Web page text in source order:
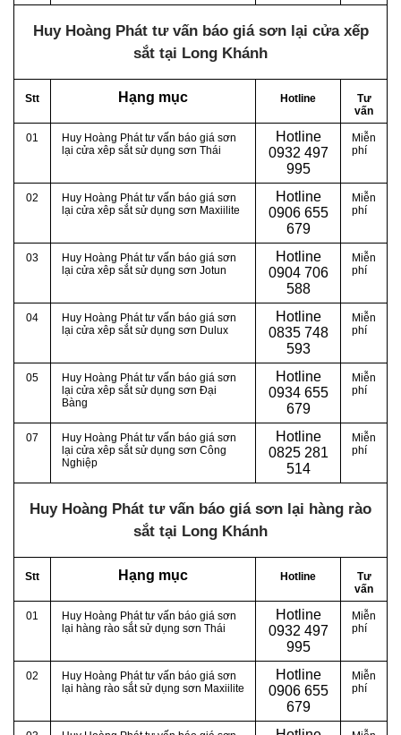
Huy Hoàng Phát tư vấn báo giá sơn lại cửa xếp
sắt tại Long Khánh
Stt Hạng mục Hotline
Tư
vấn
01
Huy Hoàng Phát tư vấn báo giá sơn
lại cửa xêp sắt sử dụng sơn Thái
Hotline
0932 497
995
Miễn
phí
02
Huy Hoàng Phát tư vấn báo giá sơn
lại cửa xêp sắt sử dụng sơn Maxiilite
Hotline
0906 655
679
Miễn
phí
03
Huy Hoàng Phát tư vấn báo giá sơn
lại cửa xêp sắt sử dụng sơn Jotun
Hotline
0904 706
588
Miễn
phí
04
Huy Hoàng Phát tư vấn báo giá sơn
lại cửa xêp sắt sử dụng sơn Dulux
Hotline
0835 748
593
Miễn
phí
05
Huy Hoàng Phát tư vấn báo giá sơn
lại cửa xêp sắt sử dụng sơn Đại
Bàng
Hotline
0934 655
679
Miễn
phí
07
Huy Hoàng Phát tư vấn báo giá sơn
lại cửa xêp sắt sử dụng sơn Công
Nghiệp
Hotline
0825 281
514
Miễn
phí
Huy Hoàng Phát tư vấn báo giá sơn lại hàng rào
sắt tại Long Khánh
Stt Hạng mục Hotline
Tư
vấn
01
Huy Hoàng Phát tư vấn báo giá sơn
lại hàng rào sắt sử dụng sơn Thái
Hotline
0932 497
995
Miễn
phí
02
Huy Hoàng Phát tư vấn báo giá sơn
lại hàng rào sắt sử dụng sơn Maxiilite
Hotline
0906 655
679
Miễn
phí